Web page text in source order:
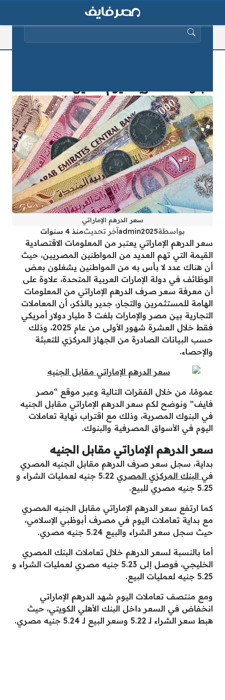
سعر الدرهم الإماراتي
بواسطةadmin2025 آخر تحديثمنذ 4 سنوات
سعر الدرهم الإماراتي يعتبر من المعلومات الاقتصادية
القيمة التي تهم العديد من المواطنين المصريين، حيث
أن هناك عدد لا بأس به من المواطنين يشغلون بعض
الوظائف في دولة الإمارات العربية المتحدة، علاوة على
أن معرفة سعر صرف الدرهم الإماراتي من المعلومات
الهامة للمستثمرين والتجار، جدير بالذكر، أن المعاملات
التجارية بين مصر والإمارات بلغت 3 مليار دولار أمريكي
فقط خلال العشرة شهور الأولى من عام 2025، وذلك
حسب البيانات الصادرة من الجهاز المركزي للتعبئة
والإحصاء.
عمومًا، من خلال الفقرات التالية وعبر موقع “مصر
فايف” ونوضح لكم سعر الدرهم الإماراتي مقابل الجنيه
في البنوك المصرية، وذلك مع اقتراب نهاية تعاملات
اليوم في الأسواق المصرفية والبنوك.
سعر الدرهم الإماراتي مقابل الجنيه
بداية، سجل سعر صرف الدرهم مقابل الجنيه المصري
في البنك المركزي المصري
5.22 جنيه لعمليات الشراء و
5.25 جنيه مصري للبيع.
كما ارتفع سعر الدرهم الإماراتي مقابل الجنيه المصري
مع بداية تعاملات اليوم في مصرف أبوظبي الإسلامي،
حيث سجل سعر الشراء والبيع 5.24 جنيه مصري.
أما بالنسبة لسعر الدرهم خلال تعاملات البنك المصري
الخليجي، فوصل إلى 5.23 جنيه مصري لعمليات الشراء و
5.25 جنيه لعمليات البيع.
ومع منتصف تعاملات اليوم شهد الدرهم الإماراتي
انخفاض في السعر داخل البنك الأهلي الكويتي، حيث
هبط سعر الشراء لـ 5.22 وسعر البيع لـ 5.24 جنيه مصري.
البحث عن: